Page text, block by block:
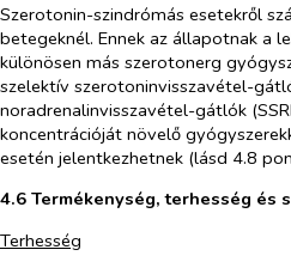
Szerotonin-szindrómás esetekről
betegeknél. Ennek az állapotnak a
különösen más szerotonerg
szelektív szerotoninvisszavétel-
noradrenalinvisszavétel-gátlók
koncentrációját növelő
esetén jelentkezhetnek (lásd 4.8
4.6 Termékenység, terhesség és
Terhesség